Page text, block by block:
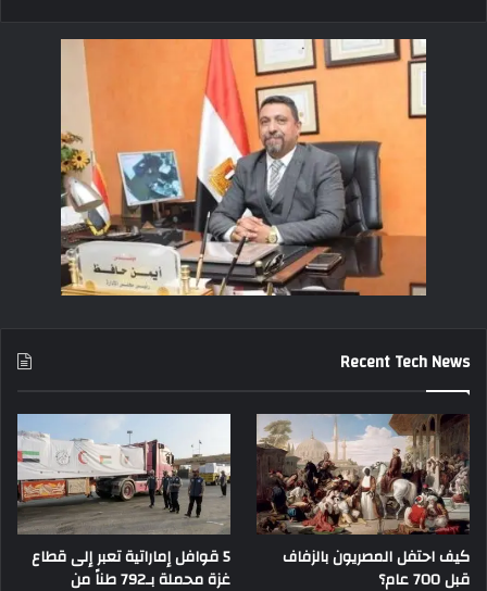
Recent Tech News
كيف احتفل المصريون بالزفاف
قبل 700 عام؟
5 قوافل إماراتية تعبر إلى قطاع
غزة محملة بـ792 طناً من